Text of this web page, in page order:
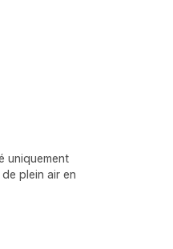
uniquement
plein air en